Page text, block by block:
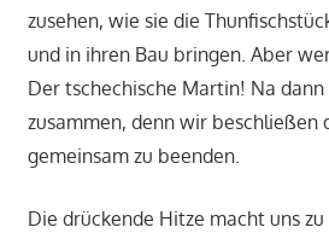
zusehen, wie sie die
und in ihren Bau bringen. Aber
Der tschechische Martin! Na
zusammen, denn wir beschließen
gemeinsam zu beenden.
Die drückende Hitze macht uns